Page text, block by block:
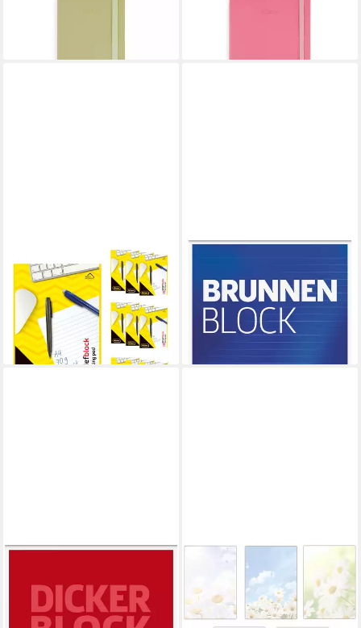
Briefpapier Idena Bundle
Briefblöcke liniert 50 Blatt
70g/m² DIN A4 10 Stück
16,90 €
lieferbar - in 3-4 Werktagen bei dir
liniert 50 Blatt blau
ab 4,69 €
lieferbar - in 4-5 Werktagen bei dir
1052687 Block "Dicker Block"
A4 liniert
Briefpapier Set Motivpapier
Blumen Margeriten
Kirschblüten Orchideen